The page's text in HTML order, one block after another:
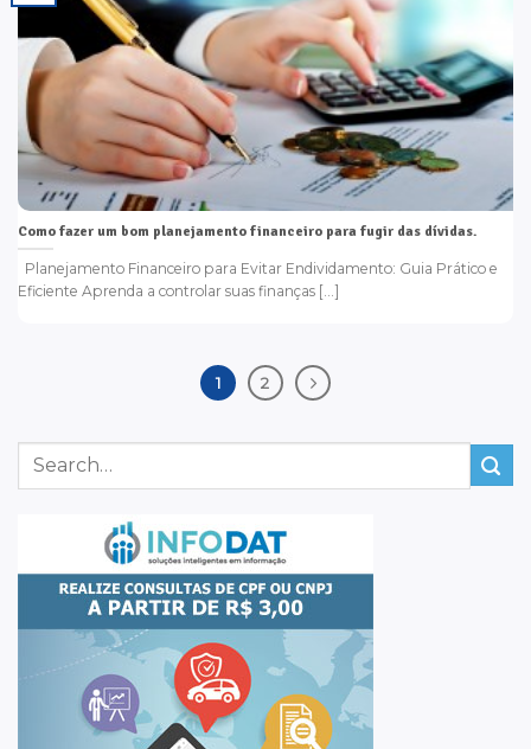
Como fazer um bom planejamento financeiro para fugir das dívidas.
Planejamento Financeiro para Evitar Endividamento: Guia Prático e
Eficiente Aprenda a controlar suas finanças [...]
1 2